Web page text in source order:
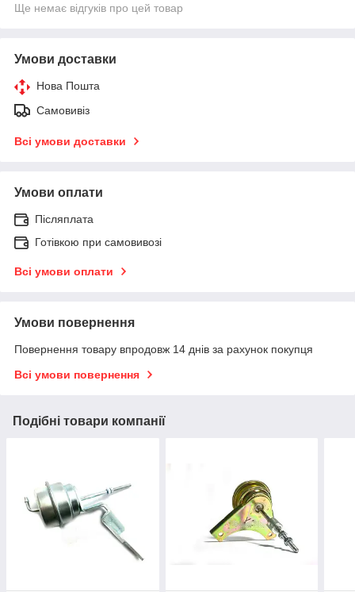
Ще немає відгуків про цей товар
Умови доставки
Нова Пошта
Самовивіз
Всі умови доставки
Умови оплати
Післяплата
Готівкою при самовивозі
Всі умови оплати
Умови повернення
Повернення товару впродовж 14 днів за рахунок покупця
Всі умови повернення
Подібні товари компанії